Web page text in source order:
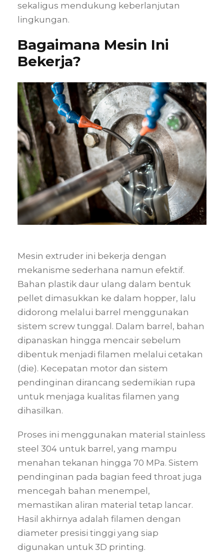
sekaligus mendukung keberlanjutan
lingkungan.
Bagaimana Mesin Ini
Bekerja?
Mesin extruder ini bekerja dengan
mekanisme sederhana namun efektif.
Bahan plastik daur ulang dalam bentuk
pellet dimasukkan ke dalam hopper, lalu
didorong melalui barrel menggunakan
sistem screw tunggal. Dalam barrel, bahan
dipanaskan hingga mencair sebelum
dibentuk menjadi filamen melalui cetakan
(die). Kecepatan motor dan sistem
pendinginan dirancang sedemikian rupa
untuk menjaga kualitas filamen yang
dihasilkan.
Proses ini menggunakan material stainless
steel 304 untuk barrel, yang mampu
menahan tekanan hingga 70 MPa. Sistem
pendinginan pada bagian feed throat juga
mencegah bahan menempel,
memastikan aliran material tetap lancar.
Hasil akhirnya adalah filamen dengan
diameter presisi tinggi yang siap
digunakan untuk 3D printing.